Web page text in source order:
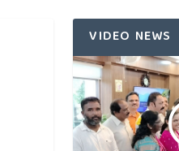
VIDEO NEWS